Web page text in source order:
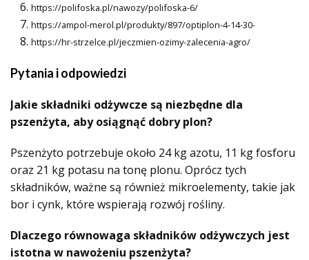
https://polifoska.pl/nawozy/polifoska-6/
https://ampol-merol.pl/produkty/897/optiplon-4-14-30-
https://hr-strzelce.pl/jeczmien-ozimy-zalecenia-agro/
Pytania i odpowiedzi
Jakie składniki odżywcze są niezbędne dla
pszenżyta, aby osiągnąć dobry plon?
Pszenżyto potrzebuje około 24 kg azotu, 11 kg fosforu
oraz 21 kg potasu na tonę plonu. Oprócz tych
składników, ważne są również mikroelementy, takie jak
bor i cynk, które wspierają rozwój rośliny.
Dlaczego równowaga składników odżywczych jest
istotna w nawożeniu pszenżyta?